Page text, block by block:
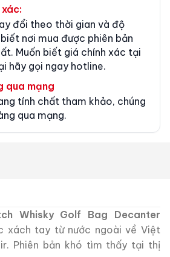
đổi theo thời gian và độ
nơi mua được phiên bản
Muốn biết giá chính xác tại
hãy gọi ngay hotline.
qua mạng
tính chất tham khảo, chúng
qua mạng.
Whisky Golf Bag Decanter
xách tay từ nước ngoài về Việt
Phiên bản khó tìm thấy tại thị